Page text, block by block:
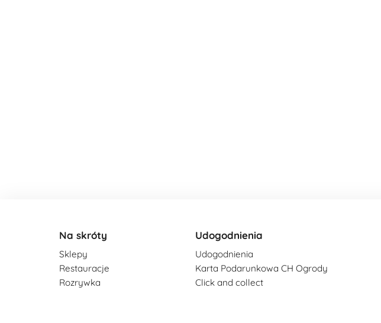
Na skróty
Sklepy
Restauracje
Rozrywka
Udogodnienia
Udogodnienia
Karta Podarunkowa CH Ogrody
Click and collect